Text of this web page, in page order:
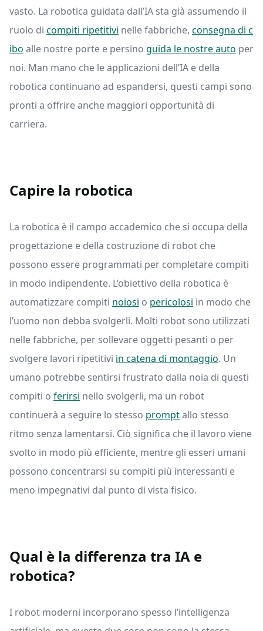
vasto. La robotica guidata dall’IA sta già assumendo il
ruolo di compiti ripetitivi nelle fabbriche, consegna di c
ibo alle nostre porte e persino guida le nostre auto per
noi. Man mano che le applicazioni dell’IA e della
robotica continuano ad espandersi, questi campi sono
pronti a offrire anche maggiori opportunità di
carriera.
Capire la robotica
La robotica è il campo accademico che si occupa della
progettazione e della costruzione di robot che
possono essere programmati per completare compiti
in modo indipendente. L’obiettivo della robotica è
automatizzare compiti noiosi o pericolosi in modo che
l’uomo non debba svolgerli. Molti robot sono utilizzati
nelle fabbriche, per sollevare oggetti pesanti o per
svolgere lavori ripetitivi in catena di montaggio. Un
umano potrebbe sentirsi frustrato dalla noia di questi
compiti o ferirsi nello svolgerli, ma un robot
continuerà a seguire lo stesso promptallo stesso
ritmo senza lamentarsi. Ciò significa che il lavoro viene
svolto in modo più efficiente, mentre gli esseri umani
possono concentrarsi su compiti più interessanti e
meno impegnativi dal punto di vista fisico.
Qual è la differenza tra IA e
robotica?
I robot moderni incorporano spesso l’intelligenza